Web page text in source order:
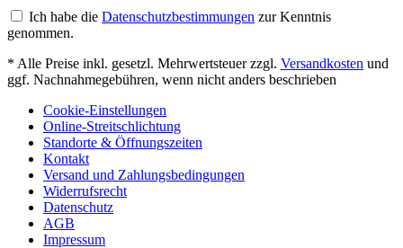
Ich habe die Datenschutzbestimmungen zur Kenntnis
genommen.
* Alle Preise inkl. gesetzl. Mehrwertsteuer zzgl. Versandkosten und
ggf. Nachnahmegebühren, wenn nicht anders beschrieben
Cookie-Einstellungen
Online-Streitschlichtung
Standorte & Öffnungszeiten
Kontakt
Versand und Zahlungsbedingungen
Widerrufsrecht
Datenschutz
AGB
Impressum